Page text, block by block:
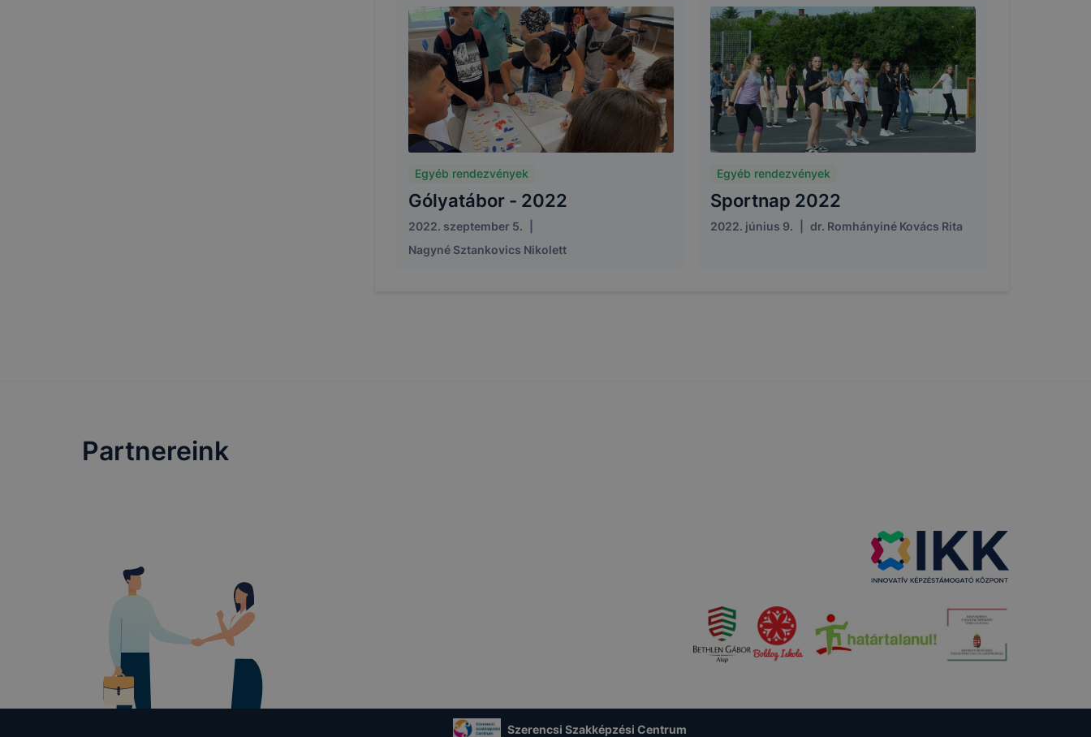
Egyéb rendezvények
Gólyatábor - 2022
2022. szeptember 5.
Nagyné Sztankovics Nikolett
Egyéb rendezvények
Sportnap 2022
2022. június 9. dr. Romhányiné Kovács Rita
Partnereink
Szerencsi Szakképzési Centrum
teljes körű használatára, vagy a honlap a tervezettől eltérően fog működni